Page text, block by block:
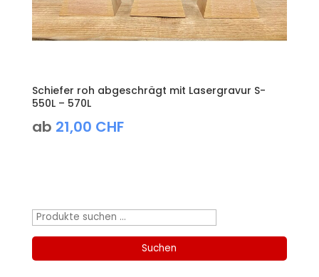
Schiefer roh abgeschrägt mit Lasergravur S-
550L – 570L
ab 21,00 CHF
Suchen
Suchen